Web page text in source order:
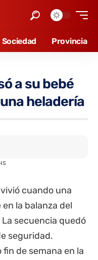
Sociedad Provincia
a su bebé
heladería
cuando una
la balanza del
secuencia quedó
seguridad.
de semana en la